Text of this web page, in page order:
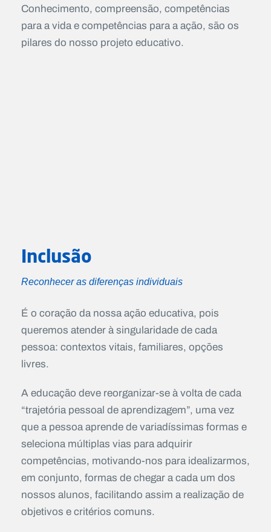
Conhecimento, compreensão, competências
para a vida e competências para a ação, são os
pilares do nosso projeto educativo.
Inclusão
Reconhecer as diferenças individuais
É o coração da nossa ação educativa, pois
queremos atender à singularidade de cada
pessoa: contextos vitais, familiares, opções
livres.
A educação deve reorganizar-se à volta de cada
“trajetória pessoal de aprendizagem”, uma vez
que a pessoa aprende de variadíssimas formas e
seleciona múltiplas vias para adquirir
competências, motivando-nos para idealizarmos,
em conjunto, formas de chegar a cada um dos
nossos alunos, facilitando assim a realização de
objetivos e critérios comuns.